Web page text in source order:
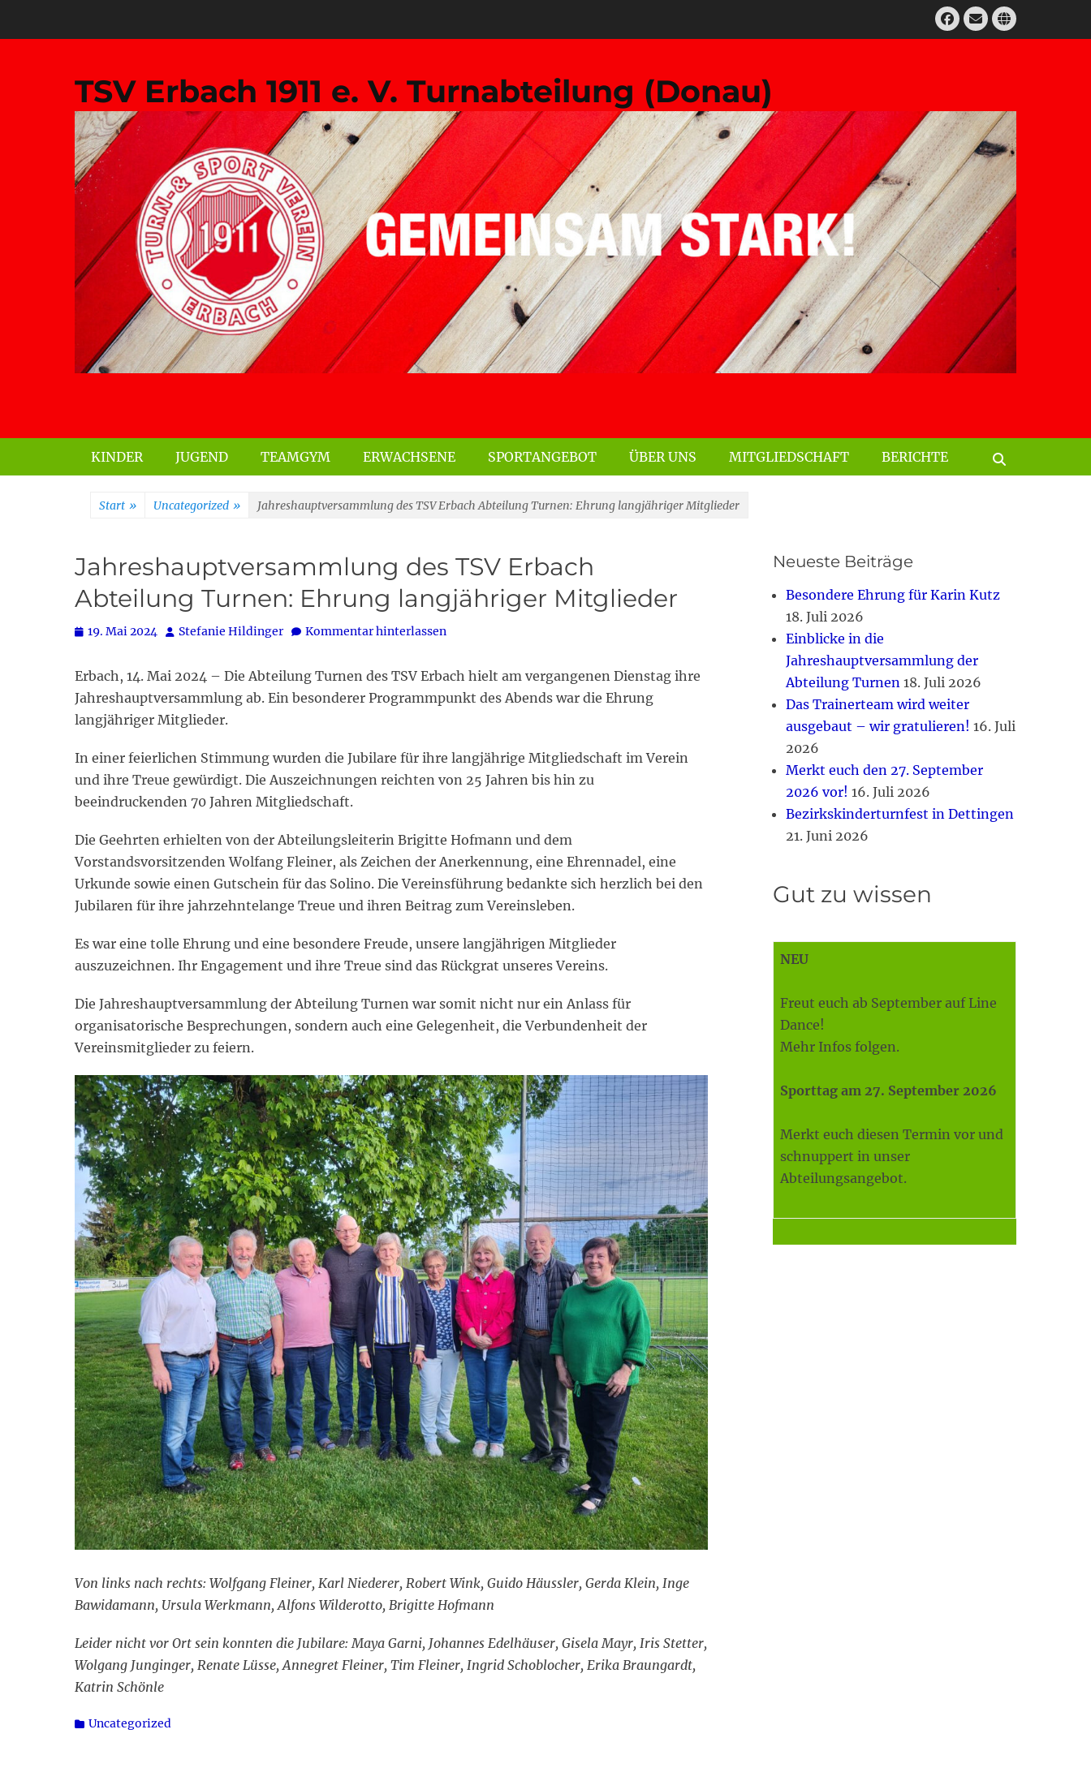
Facebook
E-
Mail
Website
TSV Erbach 1911 e. V. Turnabteilung (Donau)
nach:
Primäres Menü
KINDER JUGEND TEAMGYM ERWACHSENE SPORTANGEBOT ÜBER UNS MITGLIEDSCHAFT BERICHTE
Start » Uncategorized » Jahreshauptversammlung des TSV Erbach Abteilung Turnen: Ehrung langjähriger Mitglieder
Jahreshauptversammlung des TSV Erbach
Abteilung Turnen: Ehrung langjähriger Mitglieder
Posted
19. Mai 2024 Autor
Stefanie Hildinger Kommentar hinterlassen
Erbach, 14. Mai 2024 – Die Abteilung Turnen des TSV Erbach hielt am vergangenen Dienstag ihre
Jahreshauptversammlung ab. Ein besonderer Programmpunkt des Abends war die Ehrung
langjähriger Mitglieder.
In einer feierlichen Stimmung wurden die Jubilare für ihre langjährige Mitgliedschaft im Verein
und ihre Treue gewürdigt. Die Auszeichnungen reichten von 25 Jahren bis hin zu
beeindruckenden 70 Jahren Mitgliedschaft.
Die Geehrten erhielten von der Abteilungsleiterin Brigitte Hofmann und dem
Vorstandsvorsitzenden Wolfang Fleiner, als Zeichen der Anerkennung, eine Ehrennadel, eine
Urkunde sowie einen Gutschein für das Solino. Die Vereinsführung bedankte sich herzlich bei den
Jubilaren für ihre jahrzehntelange Treue und ihren Beitrag zum Vereinsleben.
Es war eine tolle Ehrung und eine besondere Freude, unsere langjährigen Mitglieder
auszuzeichnen. Ihr Engagement und ihre Treue sind das Rückgrat unseres Vereins.
Die Jahreshauptversammlung der Abteilung Turnen war somit nicht nur ein Anlass für
organisatorische Besprechungen, sondern auch eine Gelegenheit, die Verbundenheit der
Vereinsmitglieder zu feiern.
Von links nach rechts: Wolfgang Fleiner, Karl Niederer, Robert Wink, Guido Häussler, Gerda Klein, Inge
Bawidamann, Ursula Werkmann, Alfons Wilderotto, Brigitte Hofmann
Leider nicht vor Ort sein konnten die Jubilare: Maya Garni, Johannes Edelhäuser, Gisela Mayr, Iris Stetter,
Wolgang Junginger, Renate Lüsse, Annegret Fleiner, Tim Fleiner, Ingrid Schoblocher, Erika Braungardt,
Katrin Schönle
Kategorien
Uncategorized
Neueste Beiträge
Besondere Ehrung für Karin Kutz
18. Juli 2026
Einblicke in die
Jahreshauptversammlung der
Abteilung Turnen 18. Juli 2026
Das Trainerteam wird weiter
ausgebaut – wir gratulieren! 16. Juli
2026
Merkt euch den 27. September
2026 vor! 16. Juli 2026
Bezirkskinderturnfest in Dettingen
21. Juni 2026
Gut zu wissen
NEU
Freut euch ab September auf Line
Dance!
Mehr Infos folgen.
Sporttag am 27. September 2026
Merkt euch diesen Termin vor und
schnuppert in unser
Abteilungsangebot.